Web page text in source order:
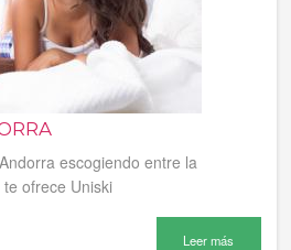
escogiendo entre la
ofrece Uniski
Leer más